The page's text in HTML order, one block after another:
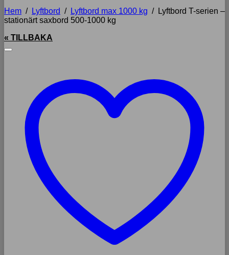
Hem / Lyftbord / Lyftbord max 1000 kg / Lyftbord T-serien –
stationärt saxbord 500-1000 kg
« TILLBAKA